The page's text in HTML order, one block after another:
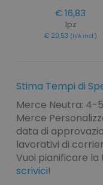
€ 16,83
1pz
€ 20,53 (IVA incl.)
Stima Tempi di
Merce Neutra: 4-
Merce
data di
lavorativi di
Vuoi pianificare la
scrivici!